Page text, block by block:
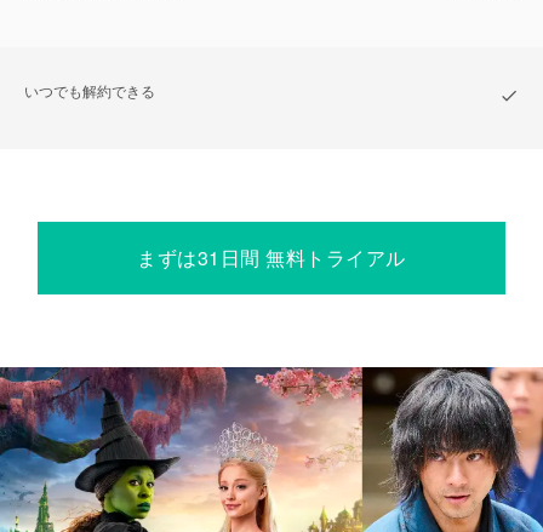
いつでも解約できる
まずは31日間 無料トライアル